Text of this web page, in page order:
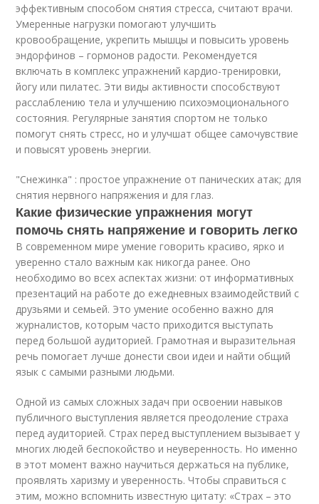
эффективным способом снятия стресса, считают врачи.
Умеренные нагрузки помогают улучшить
кровообращение, укрепить мышцы и повысить уровень
эндорфинов – гормонов радости. Рекомендуется
включать в комплекс упражнений кардио-тренировки,
йогу или пилатес. Эти виды активности способствуют
расслаблению тела и улучшению психоэмоционального
состояния. Регулярные занятия спортом не только
помогут снять стресс, но и улучшат общее самочувствие
и повысят уровень энергии.
"Снежинка" : простое упражнение от панических атак; для
снятия нервного напряжения и для глаз.
Какие физические упражнения могут
помочь снять напряжение и говорить легко
В современном мире умение говорить красиво, ярко и
уверенно стало важным как никогда ранее. Оно
необходимо во всех аспектах жизни: от информативных
презентаций на работе до ежедневных взаимодействий с
друзьями и семьей. Это умение особенно важно для
журналистов, которым часто приходится выступать
перед большой аудиторией. Грамотная и выразительная
речь помогает лучше донести свои идеи и найти общий
язык с самыми разными людьми.
Одной из самых сложных задач при освоении навыков
публичного выступления является преодоление страха
перед аудиторией. Страх перед выступлением вызывает у
многих людей беспокойство и неуверенность. Но именно
в этот момент важно научиться держаться на публике,
проявлять харизму и уверенность. Чтобы справиться с
этим, можно вспомнить известную цитату: «Страх – это